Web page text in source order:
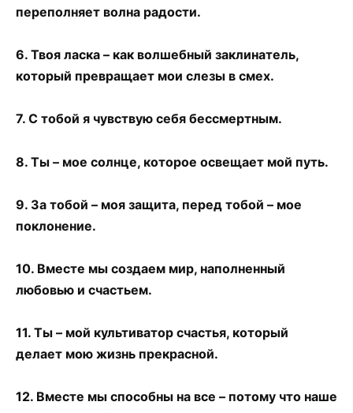
переполняет волна радости.
6. Твоя ласка – как волшебный заклинатель,
который превращает мои слезы в смех.
7. С тобой я чувствую себя бессмертным.
8. Ты – мое солнце, которое освещает мой путь.
9. За тобой – моя защита, перед тобой – мое
поклонение.
10. Вместе мы создаем мир, наполненный
любовью и счастьем.
11. Ты – мой культиватор счастья, который
делает мою жизнь прекрасной.
12. Вместе мы способны на все – потому что наше